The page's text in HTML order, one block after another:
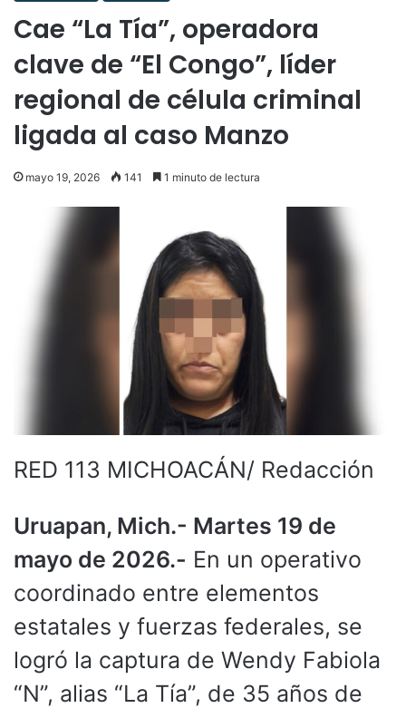
Cae “La Tía”, operadora
clave de “El Congo”, líder
regional de célula criminal
ligada al caso Manzo
mayo 19, 2026 141 1 minuto de lectura
RED 113 MICHOACÁN/ Redacción
Uruapan, Mich.- Martes 19 de
mayo de 2026.- En un operativo
coordinado entre elementos
estatales y fuerzas federales, se
logró la captura de Wendy Fabiola
“N”, alias “La Tía”, de 35 años de